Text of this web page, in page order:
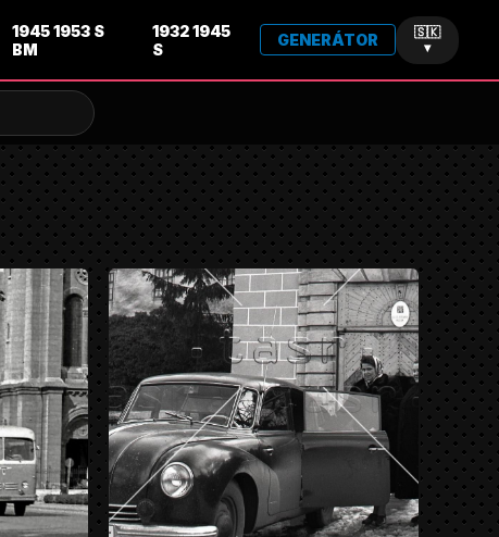
1945 1953 S
BM
1932 1945
S
GENERÁTOR
🇸🇰
▾